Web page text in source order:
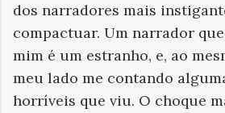
dos narradores mais
compactuar. Um narrador
mim é um estranho, e, ao
meu lado me contando
horríveis que viu. O choque